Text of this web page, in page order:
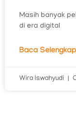
Masih banyak
di era digital
Baca
Wira Iswahyudi